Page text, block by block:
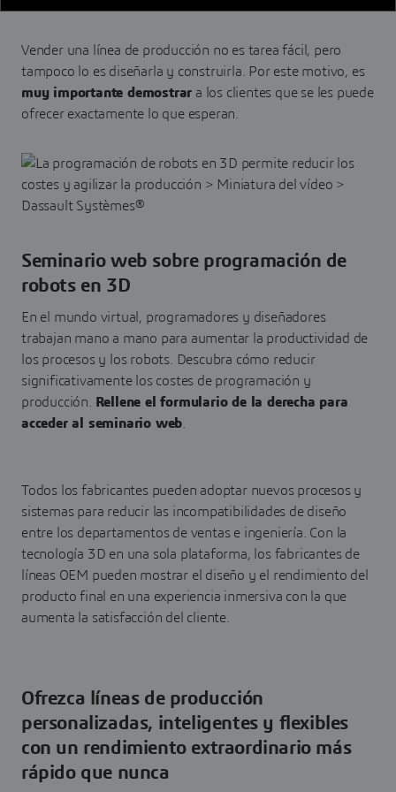
Vender una línea de producción no es tarea fácil, pero
tampoco lo es diseñarla y construirla. Por este motivo, es
muy importante demostrar a los clientes que se les puede
ofrecer exactamente lo que esperan.
Seminario web sobre programación de
robots en 3D
En el mundo virtual, programadores y diseñadores
trabajan mano a mano para aumentar la productividad de
los procesos y los robots. Descubra cómo reducir
significativamente los costes de programación y
producción.
Rellene el formulario de la derecha para
acceder al seminario web
Todos los fabricantes pueden adoptar nuevos procesos y
sistemas para reducir las incompatibilidades de diseño
entre los departamentos de ventas e ingeniería. Con la
tecnología 3D en una sola plataforma, los fabricantes de
líneas OEM pueden mostrar el diseño y el rendimiento del
producto final en una experiencia inmersiva con la que
aumenta la satisfacción del cliente.
Ofrezca líneas de producción
personalizadas, inteligentes y flexibles
con un rendimiento extraordinario más
rápido que nunca